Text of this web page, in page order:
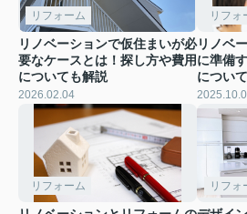
リフォーム
リノベーションで仮住まいが必
要なケースとは！探し方や費用
についても解説
2026.02.04
リフォ
リノベ
に準備
につい
リフォーム リフォ